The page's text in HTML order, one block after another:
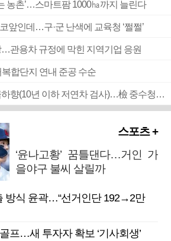
농촌’…스마트팜 1000㏊까지 늘린다
앞인데…구·군 난색에 교육청 ‘쩔쩔’
관용차 규정에 막힌 지역기업 응원
합단지 연내 준공 수순
■ 검사 신분 버리고 직급하향(10년 이하 저연차 검사)…檢 중수청행 기피
스포츠 +
‘윤나고황’ 꿈틀댄다…거인 가
을야구 불씨 살릴까
방식 윤곽…“선거인단 192→2만
프…새 투자자 확보 ‘기사회생’